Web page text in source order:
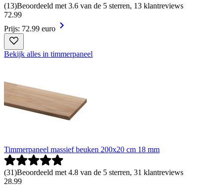
(13)Beoordeeld met 3.6 van de 5 sterren, 13 klantreviews
72.99
Prijs: 72.99 euro
Bekijk alles in timmerpaneel
Timmerpaneel massief beuken 200x20 cm 18 mm
(31)Beoordeeld met 4.8 van de 5 sterren, 31 klantreviews
28.99